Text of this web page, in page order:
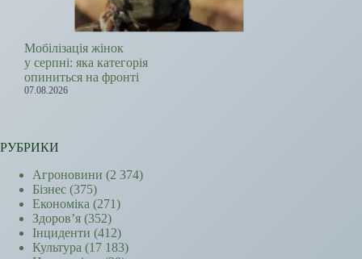
Мобілізація жінок
у серпні: яка категорія
опиниться на фронті
07.08.2026
РУБРИКИ
Агроновини (2 374)
Бізнес (375)
Економіка (271)
Здоров’я (352)
Інциденти (412)
Культура (17 183)